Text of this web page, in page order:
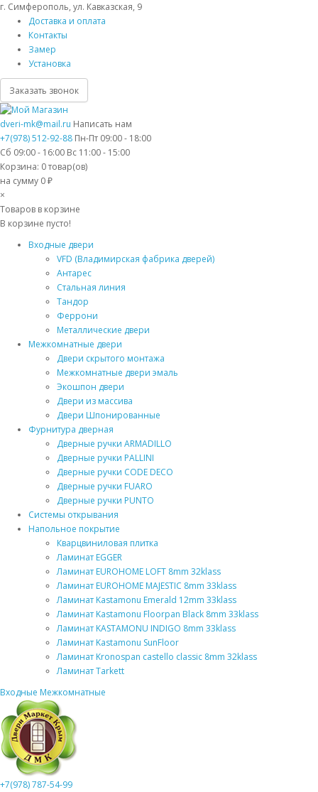
г. Симферополь, ул. Кавказская, 9
Доставка и оплата
Контакты
Замер
Установка
Заказать звонок
dveri-mk@mail.ru Написать нам
+7(978) 512-92-88 Пн-Пт 09:00 - 18:00
Сб 09:00 - 16:00 Вс 11:00 - 15:00
Корзина: 0товар(ов)
на сумму 0 ₽
×
Товаров в корзине
В корзине пусто!
Входные двери
VFD (Владимирская фабрика дверей)
Антарес
Стальная линия
Тандор
Феррони
Металлические двери
Межкомнатные двери
Двери скрытого монтажа
Межкомнатные двери эмаль
Экошпон двери
Двери из массива
Двери Шпонированные
Фурнитура дверная
Дверные ручки ARMADILLO
Дверные ручки PALLINI
Дверные ручки CODE DECO
Дверные ручки FUARO
Дверные ручки PUNTO
Системы открывания
Напольное покрытие
Кварцвиниловая плитка
Ламинат EGGER
Ламинат EUROHOME LOFT 8mm 32klass
Ламинат EUROHOME MAJESTIC 8mm 33klass
Ламинат Kastamonu Emerald 12mm 33klass
Ламинат Kastamonu Floorpan Black 8mm 33klass
Ламинат KASTAMONU INDIGO 8mm 33klass
Ламинат Kastamonu SunFloor
Ламинат Kronospan castello classic 8mm 32klass
Ламинат Tarkett
Входные Межкомнатные
+7(978) 787-54-99